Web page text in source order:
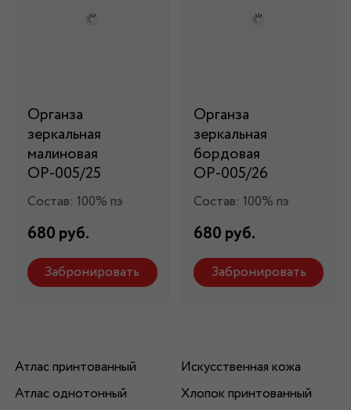
Органза
зеркальная
малиновая
ОР-005/25
Состав: 100% пэ
680 руб.
Забронировать
Органза
зеркальная
бордовая
ОР-005/26
Состав: 100% пэ
680 руб.
Забронировать
Атлас принтованный
Атлас однотонный
Искусственная кожа
Хлопок принтованный